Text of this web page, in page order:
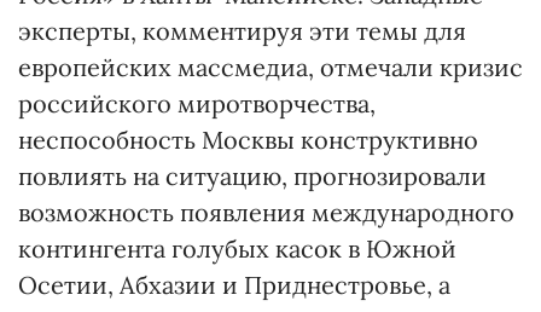
эксперты, комментируя эти темы для
европейских массмедиа, отмечали кризис
российского миротворчества,
неспособность Москвы конструктивно
повлиять на ситуацию, прогнозировали
возможность появления международного
контингента голубых касок в Южной
Осетии, Абхазии и Приднестровье, а